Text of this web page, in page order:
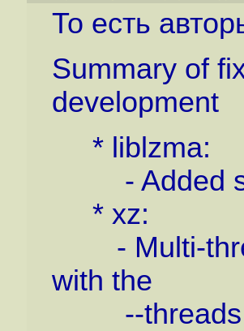
То есть
Summary of
development
* liblzma:
- Added
* xz:
- Multi-
with the
--threads